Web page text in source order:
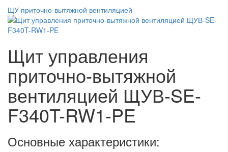
ЩУ приточно-вытяжной вентиляцией
Щит управления
приточно-вытяжной
вентиляцией ЩУВ-SE-
F340T-RW1-PE
Основные характеристики: